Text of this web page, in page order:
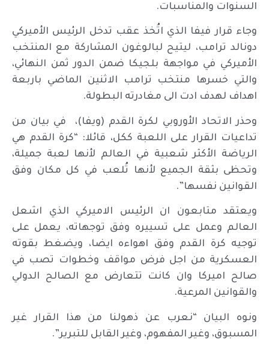
السنوات والمناسبات.
وجاء قرار فيفا الذي اتُخذ عقب تدخل الرئيس الأميركي
دونالد ترامب، ليتيح لبالوغون المشاركة مع المنتخب
الأميركي في مواجهة بلجيكا ضمن الدور ثمن النهائي،
والتي خسرها منتخب ترامب الاثنين الماضي باربعة
اهداف لهدف ادت الى مغادرته البطولة.
وحذر الاتحاد الأوروبي لكرة القدم (ويفا)، في بيان من
تداعيات القرار على اللعبة ككل، قائلا: “كرة القدم هي
الرياضة الأكثر شعبية في العالم لأنها لعبة جميلة،
وتحظى بثقة الجميع لأنها تُلعب في كل مكان وفق
القوانين نفسها”.
ويعتقد متابعون ان الرئيس الاميركي الذي اشعل
العالم وعمل على تسييره وفق توجهاته، يعمل على
توجيه كرة القدم وفق اهواءه ايضا، ويضغط بقوته
العسكرية من اجل فرض مواقف وخطوات تصب في
صالح اميركا وان كانت تتعارض مع الصالح الدولي
والقوانين المرعية.
ونوه البيان “نعرب عن ذهولنا من هذا القرار غير
المسبوق، وغير المفهوم، وغير القابل للتبرير”.